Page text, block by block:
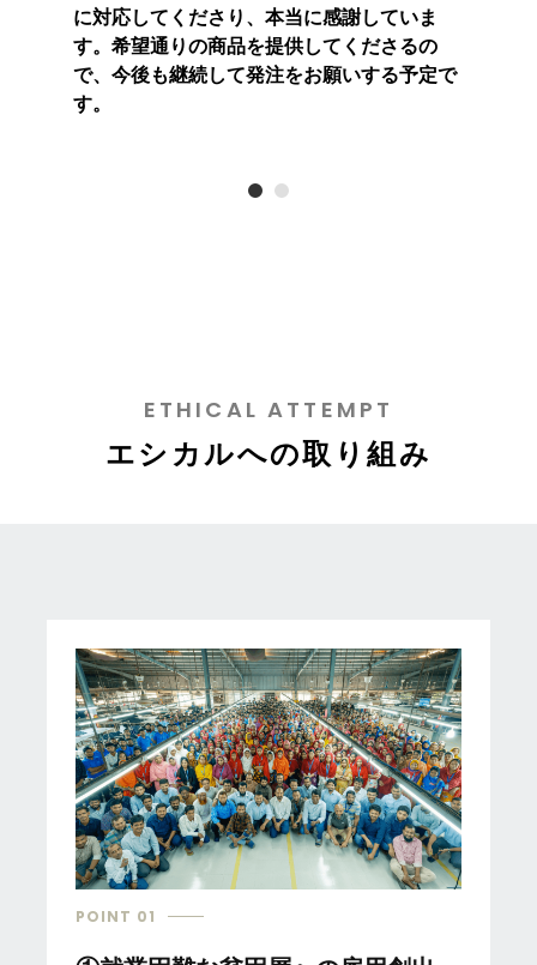
に対応してくださり、本当に感謝していま
す。希望通りの商品を提供してくださるの
で、今後も継続して発注をお願いする予定で
す。
ETHICAL ATTEMPT
エシカルへの取り組み
POINT 01